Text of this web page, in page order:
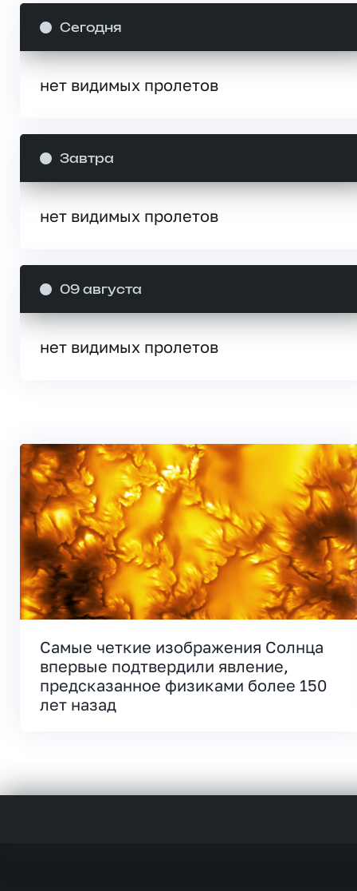
Сегодня
нет видимых пролетов
Завтра
нет видимых пролетов
09 августа
нет видимых пролетов
Самые четкие изображения Солнца
впервые подтвердили явление,
предсказанное физиками более 150
лет назад